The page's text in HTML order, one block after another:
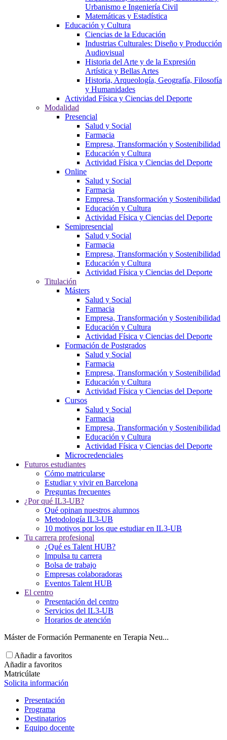
Urbanismo e Ingeniería Civil
Matemáticas y Estadística
Educación y Cultura
Ciencias de la Educación
Industrias Culturales: Diseño y Producción
Audiovisual
Historia del Arte y de la Expresión
Artística y Bellas Artes
Historia, Arqueología, Geografía, Filosofía
y Humanidades
Actividad Física y Ciencias del Deporte
Modalidad
Presencial
Salud y Social
Farmacia
Empresa, Transformación y Sostenibilidad
Educación y Cultura
Actividad Física y Ciencias del Deporte
Online
Salud y Social
Farmacia
Empresa, Transformación y Sostenibilidad
Educación y Cultura
Actividad Física y Ciencias del Deporte
Semipresencial
Salud y Social
Farmacia
Empresa, Transformación y Sostenibilidad
Educación y Cultura
Actividad Física y Ciencias del Deporte
Titulación
Másters
Salud y Social
Farmacia
Empresa, Transformación y Sostenibilidad
Educación y Cultura
Actividad Física y Ciencias del Deporte
Formación de Postgrados
Salud y Social
Farmacia
Empresa, Transformación y Sostenibilidad
Educación y Cultura
Actividad Física y Ciencias del Deporte
Cursos
Salud y Social
Farmacia
Empresa, Transformación y Sostenibilidad
Educación y Cultura
Actividad Física y Ciencias del Deporte
Microcredenciales
Futuros estudiantes
Cómo matricularse
Estudiar y vivir en Barcelona
Preguntas frecuentes
¿Por qué IL3-UB?
Qué opinan nuestros alumnos
Metodología IL3-UB
10 motivos por los que estudiar en IL3-UB
Tu carrera profesional
¿Qué es Talent HUB?
Impulsa tu carrera
Bolsa de trabajo
Empresas colaboradoras
Eventos Talent HUB
El centro
Presentación del centro
Servicios del IL3-UB
Horarios de atención
Máster de Formación Permanente en Terapia Neu...
Añadir a favoritos
Añadir a favoritos
Matricúlate
Solicita información
Presentación
Programa
Destinatarios
Equipo docente